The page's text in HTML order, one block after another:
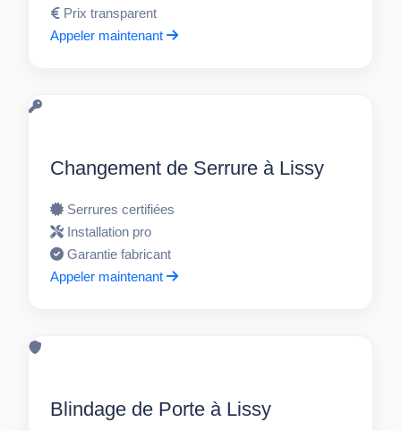
Prix transparent
Appeler maintenant
Changement de Serrure à Lissy
Serrures certifiées
Installation pro
Garantie fabricant
Appeler maintenant
Blindage de Porte à Lissy